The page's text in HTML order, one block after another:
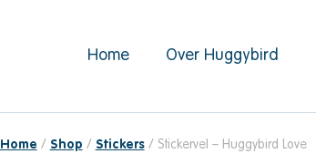
Home Over Huggybird
Home / Shop / Stickers/ Stickervel – Huggybird Love